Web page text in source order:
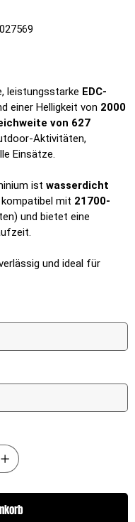
leistungsstarke EDC-
einer Helligkeit von 2000
von 627
Aktivitäten,
Einsätze.
ist wasserdicht
mit 21700-
und bietet eine
und ideal für